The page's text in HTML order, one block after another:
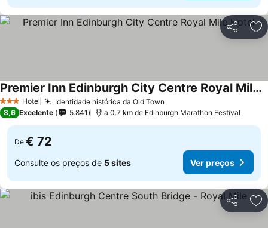
Partilhar
3 EstrelasHotel Identidade histórica da Old Town
Premier Inn Edinburgh City Centre Royal Mile Hotel
8,6 Excelente 5.841 a 0.7 km de Edinburgh Marathon Festival
De € 72
Consulte os preços de 5 sites Ver preços
Partilhar